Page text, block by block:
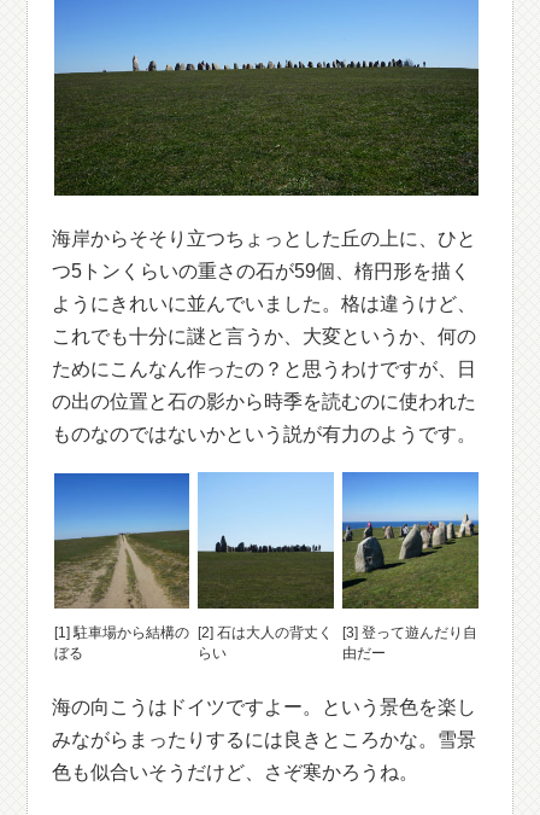
海岸からそそり立つちょっとした丘の上に、ひと
つ5トンくらいの重さの石が59個、楕円形を描く
ようにきれいに並んでいました。格は違うけど、
これでも十分に謎と言うか、大変というか、何の
ためにこんなん作ったの？と思うわけですが、日
の出の位置と石の影から時季を読むのに使われた
ものなのではないかという説が有力のようです。
[1] 駐車場から結構の
ぼる
[2] 石は大人の背丈く
らい
[3] 登って遊んだり自
由だー
海の向こうはドイツですよー。という景色を楽し
みながらまったりするには良きところかな。雪景
色も似合いそうだけど、さぞ寒かろうね。